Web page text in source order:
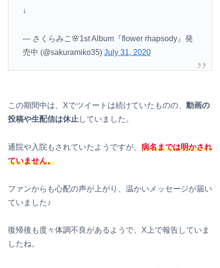
↓
— さくらみこ🌸1st Album『flower rhapsody』発
売中 (@sakuramiko35) July 31, 2020
この期間中は、Xでツイートは続けていたものの、 動画の
投稿や生配信は休止 していました。
通院や入院もされていたようですが、 病名までは明かされ
ていません。
ファンからも心配の声が上がり、温かいメッセージが届い
ていました♪
復帰後も度々体調不良があるようで、X上で報告していま
したね。